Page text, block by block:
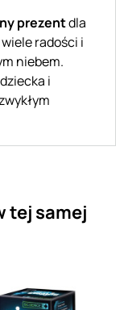
prezentdla
radości i
niebem.
i
tej samej